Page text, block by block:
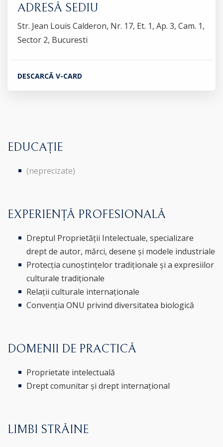
ADRESĂ SEDIU
Str. Jean Louis Calderon, Nr. 17, Et. 1, Ap. 3, Cam. 1,
Sector 2, Bucuresti
DESCARCĂ V-CARD
EDUCAȚIE
(neprecizate)
EXPERIENȚĂ PROFESIONALĂ
Dreptul Proprietății Intelectuale, specializare
drept de autor, mărci, desene și modele industriale
Protecția cunoștințelor tradiționale și a expresiilor
culturale tradiționale
Relații culturale internaționale
Convenția ONU privind diversitatea biologică
DOMENII DE PRACTICĂ
Proprietate intelectuală
Drept comunitar și drept internațional
LIMBI STRĂINE